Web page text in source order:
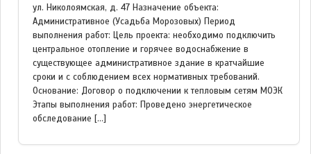
ул. Николоямская, д. 47 Назначение объекта:
Административное (Усадьба Морозовых) Период
выполнения работ: Цель проекта: необходимо подключить
центральное отопление и горячее водоснабжение в
существующее административное здание в кратчайшие
сроки и с соблюдением всех нормативных требований.
Основание: Договор о подключении к тепловым сетям МОЭК
Этапы выполнения работ: Проведено энергетическое
обследование […]